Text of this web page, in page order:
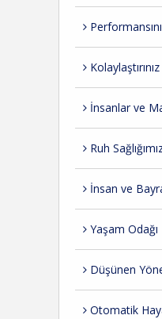
Kolaylaştırınız
İnsanlar ve
Ruh
İnsan ve
Yaşam Odağı
Düşünen
Otomatik